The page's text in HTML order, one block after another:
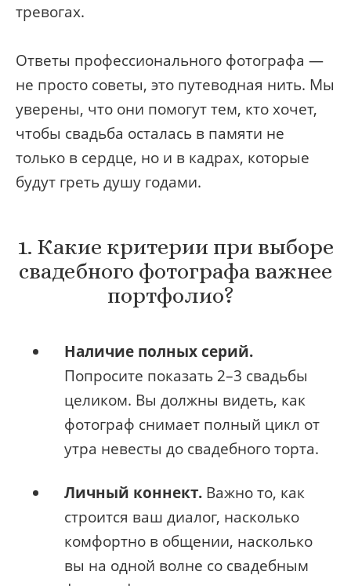
тревогах.
Ответы профессионального фотографа —
не просто советы, это путеводная нить. Мы
уверены, что они помогут тем, кто хочет,
чтобы свадьба осталась в памяти не
только в сердце, но и в кадрах, которые
будут греть душу годами.
1. Какие критерии при выборе
свадебного фотографа важнее
портфолио?
Наличие полных серий.
Попросите показать 2–3 свадьбы
целиком. Вы должны видеть, как
фотограф снимает полный цикл от
утра невесты до свадебного торта.
Личный коннект. Важно то, как
строится ваш диалог, насколько
комфортно в общении, насколько
вы на одной волне со свадебным